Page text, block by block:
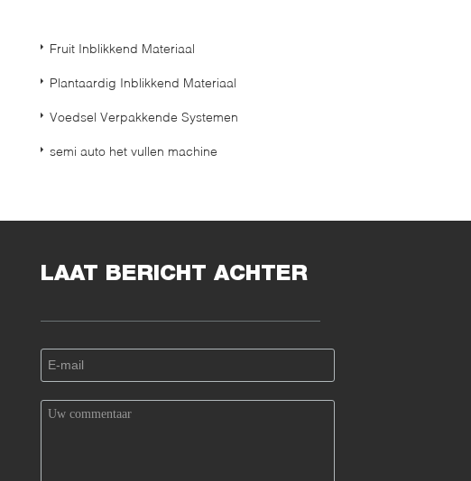
Fruit Inblikkend Materiaal
Plantaardig Inblikkend Materiaal
Voedsel Verpakkende Systemen
semi auto het vullen machine
LAAT BERICHT ACHTER